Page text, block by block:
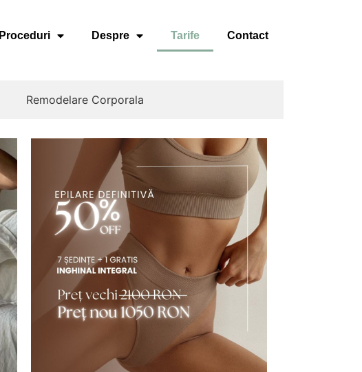
Proceduri Despre Tarife Contact
Remodelare Corporala